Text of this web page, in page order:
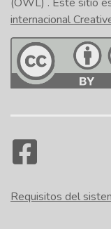
internacional
Requisitos del